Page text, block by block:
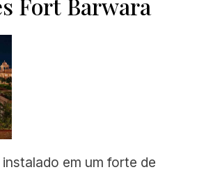
instalado em um forte de